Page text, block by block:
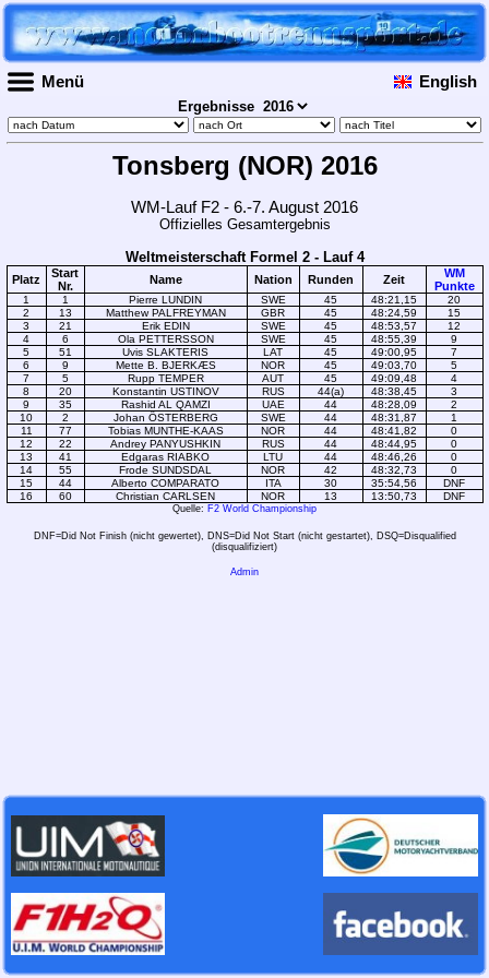
Menü English
Ergebnisse
Tonsberg (NOR) 2016
WM-Lauf F2 - 6.-7. August 2016
Offizielles Gesamtergebnis
Weltmeisterschaft Formel 2 - Lauf 4
Platz
Start
Nr.
Name Nation Runden Zeit
WM
Punkte
1 1 Pierre LUNDIN SWE 45 48:21,15
20
2
13 Matthew PALFREYMAN GBR 45 48:24,59
15
3
21 Erik EDIN SWE 45 48:53,57
12
4
6 Ola PETTERSSON SWE 45 48:55,39
9
5
51 Uvis SLAKTERIS LAT 45 49:00,95
7
6
9 Mette B. BJERKÆS NOR 45 49:03,70
5
7
5 Rupp TEMPER AUT 45 49:09,48
4
8
20 Konstantin USTINOV RUS 44(a) 48:38,45
3
9
35 Rashid AL QAMZI UAE 44 48:28,09
2
10
2 Johan ÖSTERBERG SWE 44 48:31,87
1
11
77 Tobias MUNTHE-KAAS NOR 44 48:41,82
0
12
22 Andrey PANYUSHKIN RUS 44 48:44,95
0
13
41 Edgaras RIABKO LTU 44 48:46,26
0
14
55 Frode SUNDSDAL NOR 42 48:32,73
0
15
44 Alberto COMPARATO ITA 30 35:54,56
DNF
16
60 Christian CARLSEN NOR 13 13:50,73 DNF
Quelle: F2 World Championship
DNF=Did Not Finish (nicht gewertet), DNS=Did Not Start (nicht gestartet), DSQ=Disqualified
(disqualifiziert)
Admin